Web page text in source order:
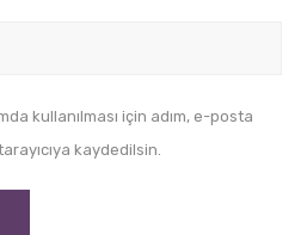
kullanılması için adım, e-posta
kaydedilsin.